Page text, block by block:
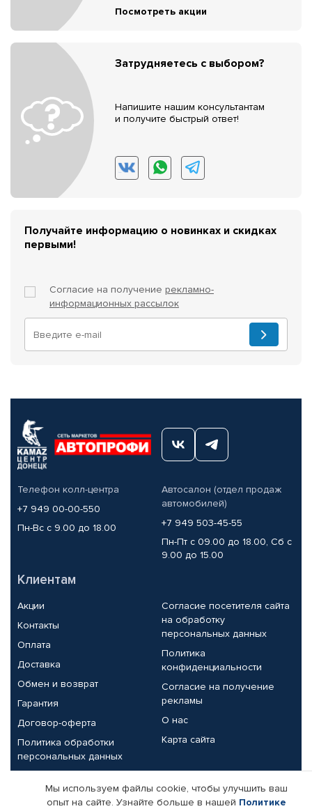
Посмотреть акции
Затрудняетесь с выбором?
Напишите нашим консультантам
и получите быстрый ответ!
Получайте информацию о новинках и скидках
первыми!
Согласие на получение рекламно-
информационных рассылок
Телефон колл-центра
+7 949 00-00-550
Пн-Вс с 9.00 до 18.00
Автосалон (отдел продаж
автомобилей)
+7 949 503-45-55
Пн-Пт с 09.00 до 18.00, Сб с
9.00 до 15.00
Клиентам
Акции
Контакты
Оплата
Доставка
Обмен и возврат
Гарантия
Договор-оферта
Политика обработки
персональных данных
Согласие посетителя сайта
на обработку
персональных данных
Политика
конфиденциальности
Согласие на получение
рекламы
О нас
Карта сайта
Партнерам
Мы используем файлы cookie, чтобы улучшить ваш
опыт на сайте. Узнайте больше в нашей Политике